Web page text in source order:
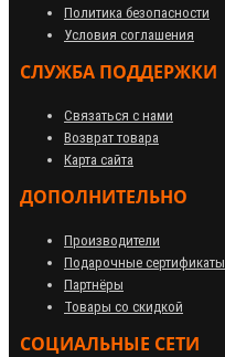
Политика безопасности
Условия соглашения
СЛУЖБА ПОДДЕРЖКИ
Связаться с нами
Возврат товара
Карта сайта
ДОПОЛНИТЕЛЬНО
Производители
Подарочные сертификаты
Партнёры
Товары со скидкой
СОЦИАЛЬНЫЕ СЕТИ